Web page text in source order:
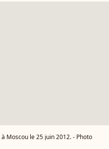
Moscou le 25 juin 2012. - Photo